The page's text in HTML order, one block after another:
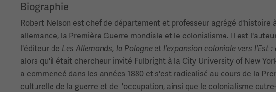
Biographie
Robert Nelson est chef de département et professeur agrégé
allemande, la Première Guerre mondiale et le colonialisme. Il est
l'éditeur de Les Allemands, la Pologne et l'expansion coloniale vers l'Est :
alors qu'il était chercheur invité Fulbright à la City University of New
a commencé dans les années 1880 et s'est radicalisé au cours de la
culturelle de la guerre et de l'occupation, ainsi que le colonialisme